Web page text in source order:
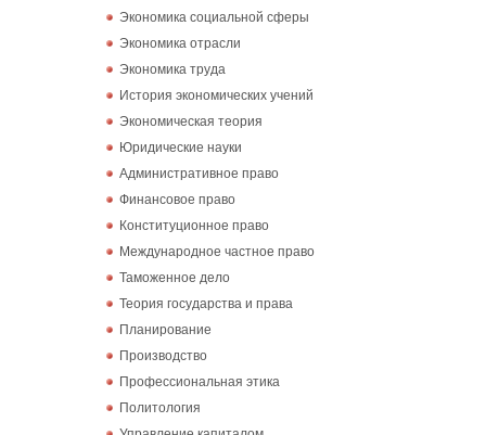
Экономика социальной сферы
Экономика отрасли
Экономика труда
История экономических учений
Экономическая теория
Юридические науки
Административное право
Финансовое право
Конституционное право
Международное частное право
Таможенное дело
Теория государства и права
Планирование
Производство
Профессиональная этика
Политология